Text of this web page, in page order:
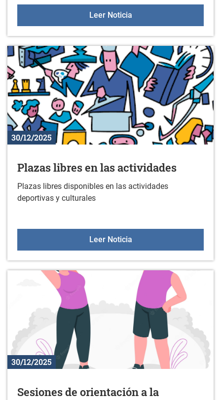
Leer NoticiaNuevos libros en la
30/12/2025
Plazas libres en las actividades
Plazas libres disponibles en las actividades
deportivas y culturales
Leer NoticiaPlazas libres en las
30/12/2025
Sesiones de orientación a la